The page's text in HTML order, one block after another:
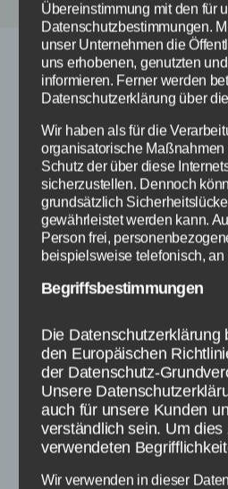
Übereinstimmung mit den für
Datenschutzbestimmungen.
unser Unternehmen die
uns erhobenen, genutzten
informieren. Ferner werden
Datenschutzerklärung über
Wir haben als für die
organisatorische
Schutz der über diese
sicherzustellen. Dennoch
grundsätzlich
gewährleistet werden kann.
Person frei,
beispielsweise telefonisch,
Begriffsbestimmungen
Die Datenschutzerklärung
den Europäischen
der Datenschutz-
Unsere
auch für unsere Kunden
verständlich sein. Um
verwendeten
Wir verwenden in dieser